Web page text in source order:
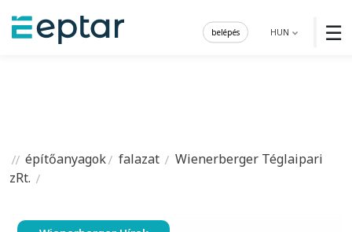
☰
HUN
belépés
építőanyagok falazat
Wienerberger Téglaipari
zRt.